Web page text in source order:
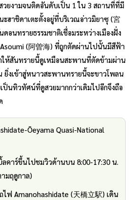
วยงามจนติดอันดับเป็น 1 ใน 3 สถานที่ที่มี
ฮาชิดาเตะตั้งอยู่ที่บริเวณอ่าวมิยาซุ (宮
อนทรายธรรมชาติเชื่อมระหว่างเมืองฝั่ง
(阿曽海) ที่ถูกตัดผ่านไปนั้นมีสีฟ้า
ให้สันทรายนี้ดูเหมือนสะพานที่ตัดข้ามผ่าน
ยิ่งเข้าสู่หนาวสะพานทรายนี้จะขาวโพลน
ป็นทิวทัศน์ที่ดูสวยมากกว่าเดิมไปอีกจึงถือ
Ōeyama Quasi-National
บิ้ลคาร์ขึ้นไปชมวิวด้านบน 8:00-17:30 น.
มฤดูกาล)
ไฟ Amanohashidate (天橋立駅) เดิน